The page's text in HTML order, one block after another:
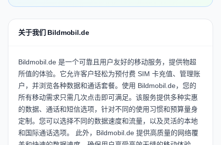
关于我们 Bildmobil.de
Bildmobil.de 是一个可靠且用户友好的移动服务，提供物超
所值的体验。它允许客户轻松为预付费 SIM 卡充值、管理账
户，并浏览各种数据和通话套餐。使用 Bildmobil.de，您的
所有移动需求只需几次点击即可满足。该服务提供多种实惠
的数据、通话和短信选项，针对不同的使用习惯和预算量身
定制。您可以选择不同的数据速度和流量，以及灵活的本地
和国际通话选项。 此外，Bildmobil.de 提供高质量的网络覆